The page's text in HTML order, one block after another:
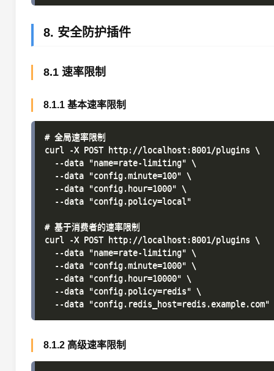
8. 安全防护插件
8.1 速率限制
8.1.1 基本速率限制
# 全局速率限制
curl -X POST http://localhost:8001/plugins \
  --data "name=rate-limiting" \
  --data "config.minute=100" \
  --data "config.hour=1000" \
  --data "config.policy=local"
# 基于消费者的速率限制
curl -X POST http://localhost:8001/plugins \
  --data "name=rate-limiting" \
  --data "config.minute=1000" \
  --data "config.hour=10000" \
  --data "config.policy=redis" \
8.1.2 高级速率限制